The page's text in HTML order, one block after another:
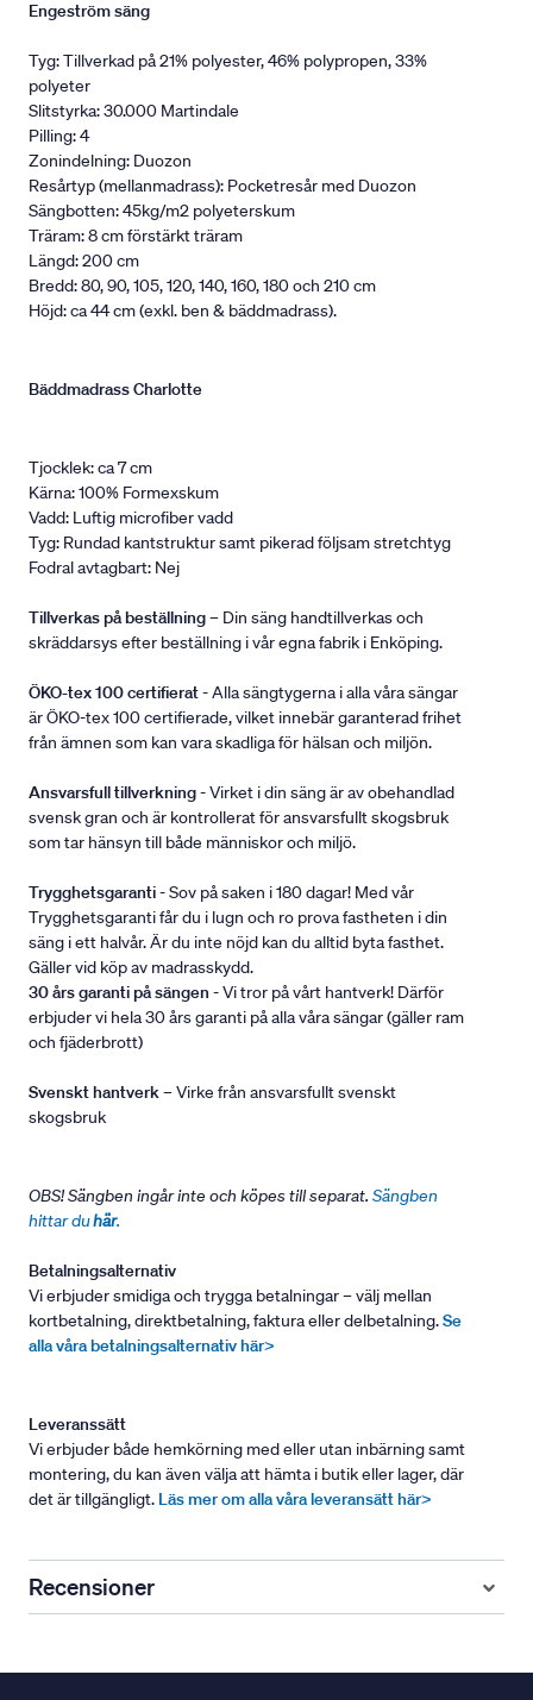
Engeström säng
Tyg: Tillverkad på 21% polyester, 46% polypropen, 33%
polyeter
Slitstyrka: 30.000 Martindale
Pilling: 4
Zonindelning: Duozon
Resårtyp (mellanmadrass): Pocketresår med Duozon
Sängbotten: 45kg/m2 polyeterskum
Träram: 8 cm förstärkt träram
Längd: 200 cm
Bredd: 80, 90, 105, 120, 140, 160, 180 och 210 cm
Höjd: ca 44 cm (exkl. ben & bäddmadrass).
Bäddmadrass Charlotte
Tjocklek: ca 7 cm
Kärna: 100% Formexskum
Vadd: Luftig microfiber vadd
Tyg: Rundad kantstruktur samt pikerad följsam stretchtyg
Fodral avtagbart: Nej
Tillverkas på beställning– Din säng handtillverkas och
skräddarsys efter beställning i vår egna fabrik i Enköping.
ÖKO-tex 100 certifierat- Alla sängtygerna i alla våra sängar
är ÖKO-tex 100 certifierade, vilket innebär garanterad frihet
från ämnen som kan vara skadliga för hälsan och miljön.
Ansvarsfull tillverkning- Virket i din säng är av obehandlad
svensk gran och är kontrollerat för ansvarsfullt skogsbruk
som tar hänsyn till både människor och miljö.
Trygghetsgaranti- Sov på saken i 180 dagar! Med vår
Trygghetsgaranti får du i lugn och ro prova fastheten i din
säng i ett halvår. Är du inte nöjd kan du alltid byta fasthet.
Gäller vid köp av madrasskydd.
30 års garanti på sängen - Vi tror på vårt hantverk! Därför
erbjuder vi hela 30 års garanti på alla våra sängar (gäller ram
och fjäderbrott)
Svenskt hantverk– Virke från ansvarsfullt svenskt
skogsbruk
OBS! Sängben ingår inte och köpes till separat. Sängben
hittar duhär.
Betalningsalternativ
Vi erbjuder smidiga och trygga betalningar – välj mellan
kortbetalning, direktbetalning, faktura eller delbetalning.Se
alla våra betalningsalternativ här>
Leveranssätt
Vi erbjuder både hemkörning med eller utan inbärning samt
montering, du kan även välja att hämta i butik eller lager, där
det är tillgängligt. Läs mer om alla våra leveransätt här>
Recensioner